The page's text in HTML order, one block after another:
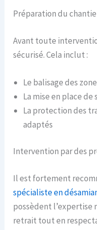
Préparation du
Avant toute
sécurisé. Cela inclut :
Le balisage des
La mise en place
La protection des
adaptés
Intervention par des
Il est fortement
spécialiste en
possèdent l’expertise
retrait tout en